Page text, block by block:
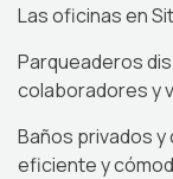
Las oficinas en
Parqueaderos
colaboradores y
Baños privados
eficiente y